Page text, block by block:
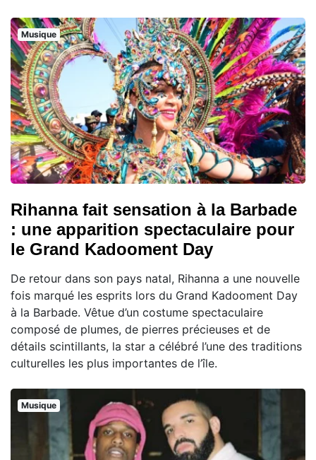
Musique
Rihanna fait sensation à la Barbade
: une apparition spectaculaire pour
le Grand Kadooment Day
De retour dans son pays natal, Rihanna a une nouvelle
fois marqué les esprits lors du Grand Kadooment Day
à la Barbade. Vêtue d’un costume spectaculaire
composé de plumes, de pierres précieuses et de
détails scintillants, la star a célébré l’une des traditions
culturelles les plus importantes de l’île.
Musique